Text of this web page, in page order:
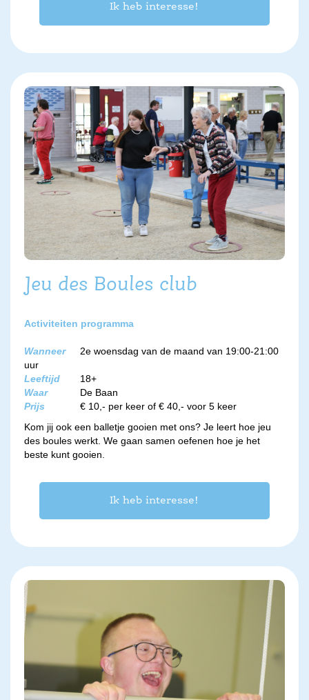
Ik heb interesse!
Jeu des Boules club
Activiteiten programma
Wanneer
2e woensdag van de maand van 19:00-21:00
uur
Leeftijd
18+
Waar
De Baan
Prijs
€ 10,- per keer of € 40,- voor 5 keer
Kom jij ook een balletje gooien met ons? Je leert hoe jeu
des boules werkt. We gaan samen oefenen hoe je het
beste kunt gooien.
Ik heb interesse!